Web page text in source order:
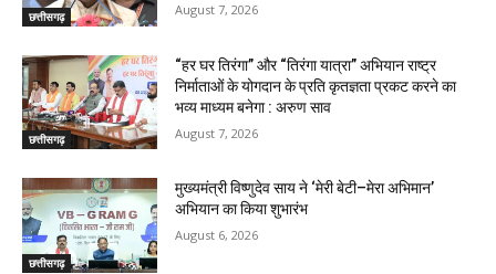
छत्तीसगढ़ August 7, 2026
छत्तीसगढ़
“हर घर तिरंगा” और “तिरंगा यात्रा” अभियान राष्ट्र
निर्माताओं के योगदान के प्रति कृतज्ञता प्रकट करने का
भव्य माध्यम बनेगा : अरुण साव
August 7, 2026
छत्तीसगढ़
मुख्यमंत्री विष्णुदेव साय ने ‘मेरी बेटी–मेरा अभिमान’
अभियान का किया शुभारंभ
August 6, 2026